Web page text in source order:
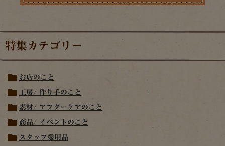
特集カテゴリー
お店のこと
工房/ 作り手のこと
素材/ アフターケアのこと
商品/ イベントのこと
スタッフ愛用品